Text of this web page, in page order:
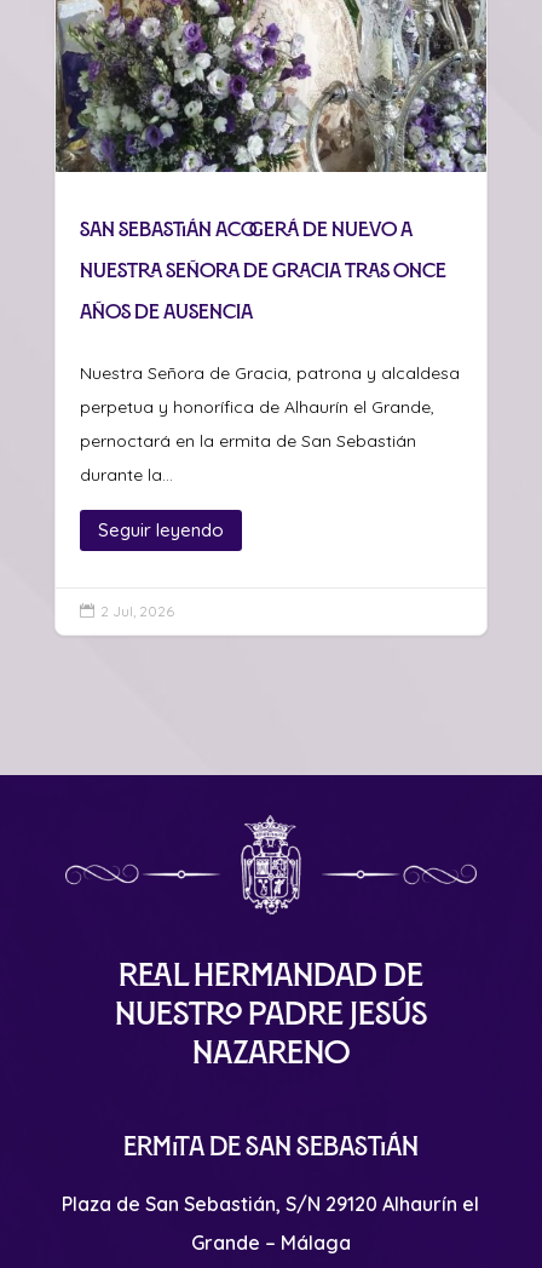
San Sebastián acogerá de nuevo a
Nuestra Señora de Gracia tras once
años de ausencia
Nuestra Señora de Gracia, patrona y alcaldesa
perpetua y honorífica de Alhaurín el Grande,
pernoctará en la ermita de San Sebastián
durante la...
Seguir leyendo
 2 Jul, 2026
Real Hermandad de
Nuestro Padre Jesús
Nazareno
Ermita de San Sebastián
Plaza de San Sebastián, S/N 29120 Alhaurín el
Grande – Málaga